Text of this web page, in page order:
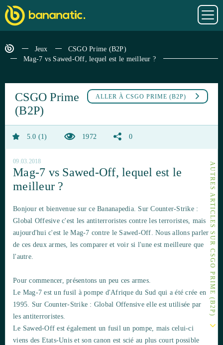
Jeux
CSGO Prime (B2P)
Mag-7 vs Sawed-Off, lequel est le meilleur ?
AUTRES ARTICLES SUR CSGO PRIME (B2P)
ALLER À CSGO PRIME (B2P)
CSGO Prime
(B2P)
5.0 1 1972 0
09.03.2018
Mag-7 vs Sawed-Off, lequel est le
meilleur ?
Bonjour et bienvenue sur ce Bananapedia. Sur Counter-Strike :
Global Offesive c'est les antiterroristes contre les terroristes, mais
aujourd'hui c'est le Mag-7 contre le Sawed-Off. Nous allons parler
de ces deux armes, les comparer et voir si l'une est meilleure que
l'autre.
Pour commencer, présentons un peu ces armes.
Le Mag-7 est un fusil à pompe d'Afrique du Sud qui a été crée en
1995. Sur Counter-Strike : Global Offensive elle est utilisée par
les antiterroristes.
Le Sawed-Off est également un fusil un pompe, mais celui-ci
viens des Etats-Unis et son canon est scié au plus court possible